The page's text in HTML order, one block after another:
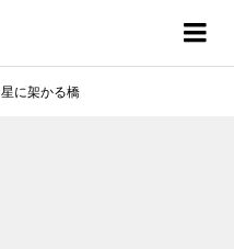
星に架かる橋